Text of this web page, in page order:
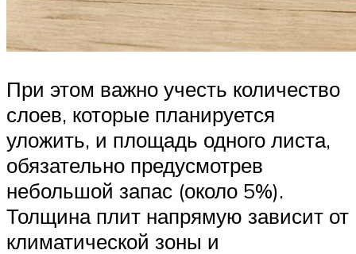
При этом важно учесть количество
слоев, которые планируется
уложить, и площадь одного листа,
обязательно предусмотрев
небольшой запас (около 5%).
Толщина плит напрямую зависит от
климатической зоны и